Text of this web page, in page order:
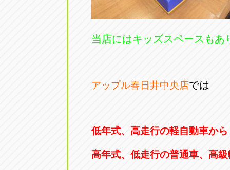
当店にはキッズスペースもあ
アップル春日井中央店では
低年式、高走行の軽自動車から
高年式、低走行の普通車、高